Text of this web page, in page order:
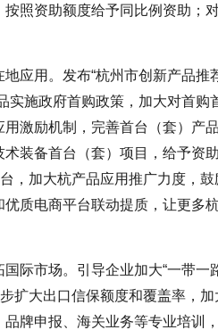
照资助额度给予同比例资助；
地应用。发布“杭州市创新产品推
实施政府首购政策，加大对首购
用激励机制，完善首台（套）产
装备首台（套）项目，给予资
，加大杭产品应用推广力度，
质电商平台联动提质，让更多
国际市场。引导企业加大“一带一
扩大出口信保额度和覆盖率，
牌申报、海关业务等专业培训